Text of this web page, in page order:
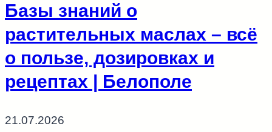
Базы знаний о
растительных маслах – всё
о пользе, дозировках и
рецептах | Белополе
21.07.2026